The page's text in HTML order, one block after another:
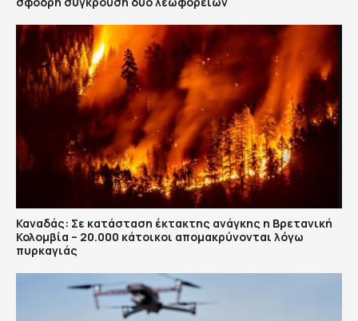
Καναδάς: Σε κατάσταση έκτακτης ανάγκης η Βρετανική
Κολομβία – 20.000 κάτοικοι απομακρύνονται λόγω
πυρκαγιάς